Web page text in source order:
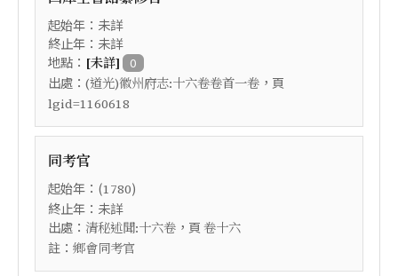
起始年：未詳
終止年：未詳
地點： [未詳] 0
出處： (道光)徽州府志:十六卷卷首一卷 ，頁
lgid=1160618
同考官
起始年：(1780)
終止年：未詳
出處： 清秘述聞:十六卷 ，頁 卷十六
註： 鄉會同考官